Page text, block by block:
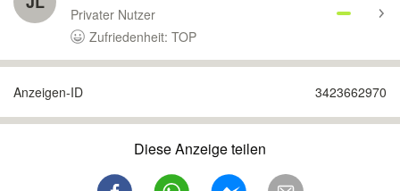
Privater Nutzer
Zufriedenheit: TOP
Anzeigen-ID 3423662970
Diese Anzeige teilen